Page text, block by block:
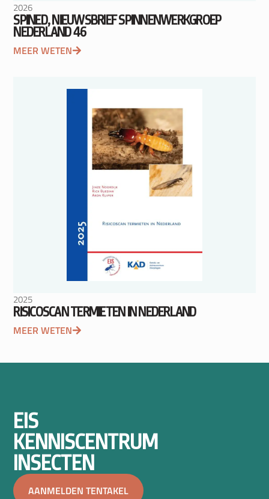
2026
SPINED, NIEUWSBRIEF SPINNENWERKGROEP
NEDERLAND 46
MEER WETEN
2025
RISICOSCAN TERMIETEN IN NEDERLAND
MEER WETEN
EIS
KENNISCENTRUM
INSECTEN
AANMELDEN TENTAKEL